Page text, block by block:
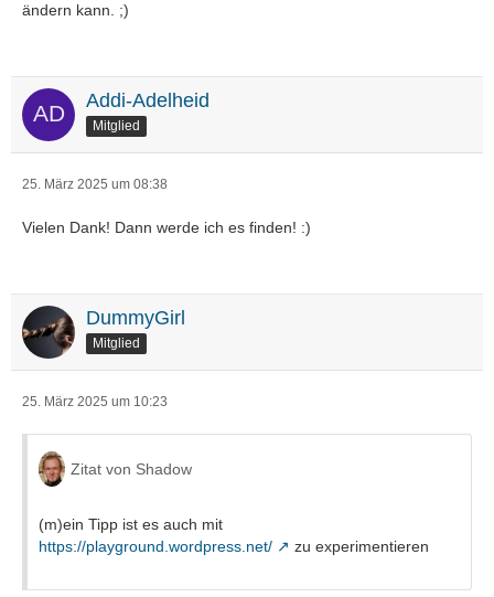
ändern kann. ;)
Addi-Adelheid
Mitglied
25. März 2025 um 08:38
Vielen Dank! Dann werde ich es finden! :)
DummyGirl
Mitglied
25. März 2025 um 10:23
Zitat von Shadow
(m)ein Tipp ist es auch mit
https://playground.wordpress.net/
zu experimentieren